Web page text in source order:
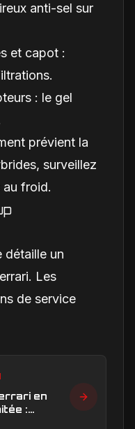
anti-sel sur
et capot :
: le gel
prévient la
surveillez
au froid.
détaille un
Les
de service
en
:
les